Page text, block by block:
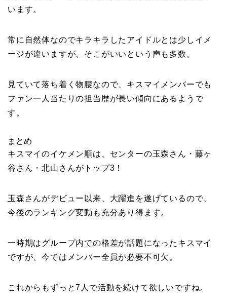
います。
常に自然体なのでキラキラしたアイドルとは少しイメ
ージが違いますが、そこがいいという声も多数。
見ていて落ち着く物腰なので、キスマイメンバーでも
ファン一人当たりの担当歴が長い傾向にあるようで
す。
まとめ
キスマイのイケメン順は、センターの玉森さん・藤ヶ
谷さん・北山さんがトップ3！
玉森さんがデビュー以来、大躍進を遂げているので、
今後のランキング変動も充分あり得ます。
一時期はグループ内での格差が話題になったキスマイ
ですが、今ではメンバー全員が必要不可欠。
これからもずっと7人で活動を続けて欲しいですね。